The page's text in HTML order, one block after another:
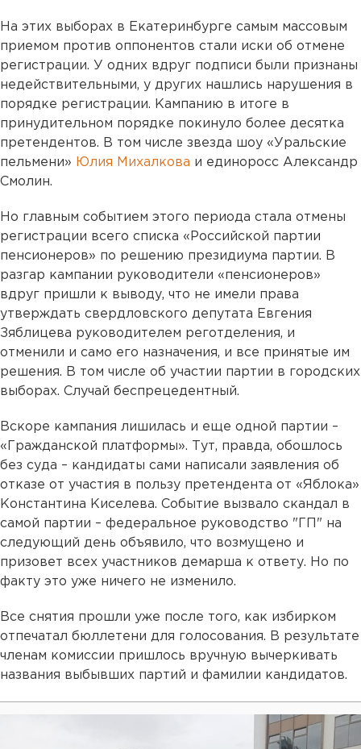
На этих выборах в Екатеринбурге самым массовым
приемом против оппонентов стали иски об отмене
регистрации. У одних вдруг подписи были признаны
недействительными, у других нашлись нарушения в
порядке регистрации. Кампанию в итоге в
принудительном порядке покинуло более десятка
претендентов. В том числе звезда шоу «Уральские
пельмени» Юлия Михалкова и единоросс Александр
Смолин.
Но главным событием этого периода стала отмены
регистрации всего списка «Российской партии
пенсионеров» по решению президиума партии. В
разгар кампании руководители «пенсионеров»
вдруг пришли к выводу, что не имели права
утверждать свердловского депутата Евгения
Зяблицева руководителем реготделения, и
отменили и само его назначения, и все принятые им
решения. В том числе об участии партии в городских
выборах. Случай беспрецедентный.
Вскоре кампания лишилась и еще одной партии –
«Гражданской платформы». Тут, правда, обошлось
без суда – кандидаты сами написали заявления об
отказе от участия в пользу претендента от «Яблока»
Константина Киселева. Событие вызвало скандал в
самой партии – федеральное руководство "ГП" на
следующий день объявило, что возмущено и
призовет всех участников демарша к ответу. Но по
факту это уже ничего не изменило.
Все снятия прошли уже после того, как избирком
отпечатал бюллетени для голосования. В результате
членам комиссии пришлось вручную вычеркивать
названия выбывших партий и фамилии кандидатов.